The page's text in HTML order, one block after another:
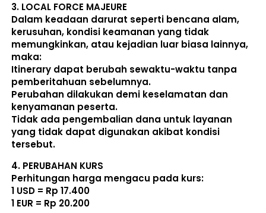
3. LOCAL FORCE MAJEURE
Dalam keadaan darurat seperti bencana alam,
kerusuhan, kondisi keamanan yang tidak
memungkinkan, atau kejadian luar biasa lainnya,
maka:
Itinerary dapat berubah sewaktu-waktu tanpa
pemberitahuan sebelumnya.
Perubahan dilakukan demi keselamatan dan
kenyamanan peserta.
Tidak ada pengembalian dana untuk layanan
yang tidak dapat digunakan akibat kondisi
tersebut.
4. PERUBAHAN KURS
Perhitungan harga mengacu pada kurs:
1 USD = Rp 17.400
1 EUR = Rp 20.200